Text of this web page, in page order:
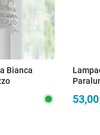
Bianca